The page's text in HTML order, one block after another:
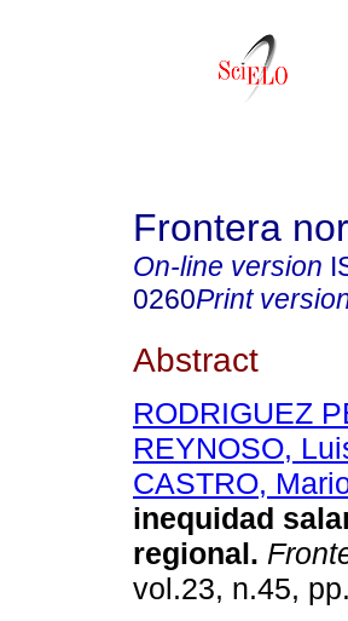
Frontera
On-line version
0260Print
Abstract
RODRIGUEZ
REYNOSO,
CASTRO,
inequidad
regional.
vol.23, n.45,